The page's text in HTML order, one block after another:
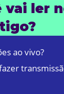
vai ler
ao vivo?